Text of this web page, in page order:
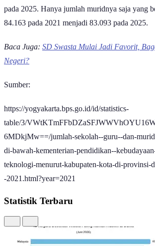
pada 2025. Hanya jumlah muridnya saja yang
84.163 pada 2021 menjadi 83.093 pada 2025.
Baca Juga: SD Swasta Mulai Jadi Favorit,
Negeri?
Sumber:
https://yogyakarta.bps.go.id/id/statistics-
table/3/
6MDkjMw==/jumlah-sekolah--guru--dan-
di-bawah-kementerian-pendidikan--
teknologi-menurut-kabupaten-kota-di-provinsi-
-2021.html?year=2021
Statistik Terbaru